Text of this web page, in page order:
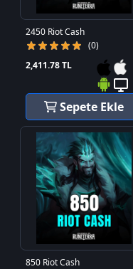
2450 Riot Cash
(0)
2,411.78 TL
Sepete Ekle
850 Riot Cash